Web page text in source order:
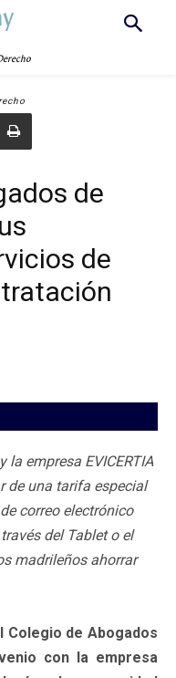
de
de
la empresa EVICERTIA
de una tarifa especial
correo electrónico
del Tablet o el
madrileños ahorrar
Colegio de Abogados
con la empresa